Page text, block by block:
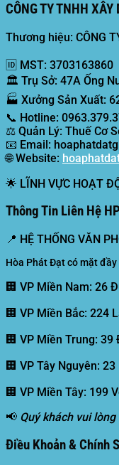
CÔNG TY TNHH
Thương hiệu: CÔNG
🆔 MST: 3703163860
🏛️ Trụ Sở: 47A Ống
🏭 Xưởng Sản Xuất:
📞 Hotline:
⚖️ Quản Lý: Thuế Cơ
📧 Email:
🌐Website:
🌟 LĨNH VỰC HOẠT
Thông Tin Liên Hệ
📍 HỆ THỐNG VĂN
Hòa Phát Đạt có mặt
🏢 VP Miền Nam: 26
🏢 VP Miền Bắc: 224
🏢 VP Miền Trung: 39
🏢 VP Tây Nguyên: 23
🏢 VP Miền Tây: 199
📢 Quý khách vui
Điều Khoản & Chính